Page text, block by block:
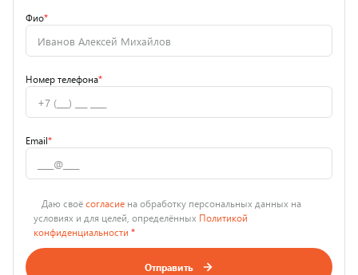
Фио*
Номер телефона*
Email*
Даю своёсогласие на обработку персональных данных на
условиях и для целей, определённых Политикой
конфиденциальности *
Отправить